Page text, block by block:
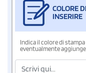
COLORE
INSERIRE
Indica il colore di
eventualmente